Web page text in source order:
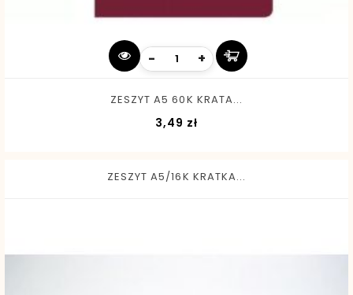
- +
ZESZYT A5 60K KRATA...
3,49 złCena
ZESZYT A5/16K KRATKA...